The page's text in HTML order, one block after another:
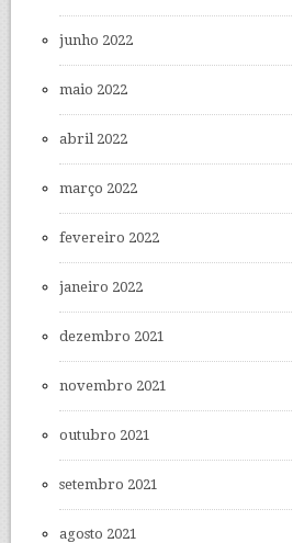
junho 2022
maio 2022
abril 2022
março 2022
fevereiro 2022
janeiro 2022
dezembro 2021
novembro 2021
outubro 2021
setembro 2021
agosto 2021